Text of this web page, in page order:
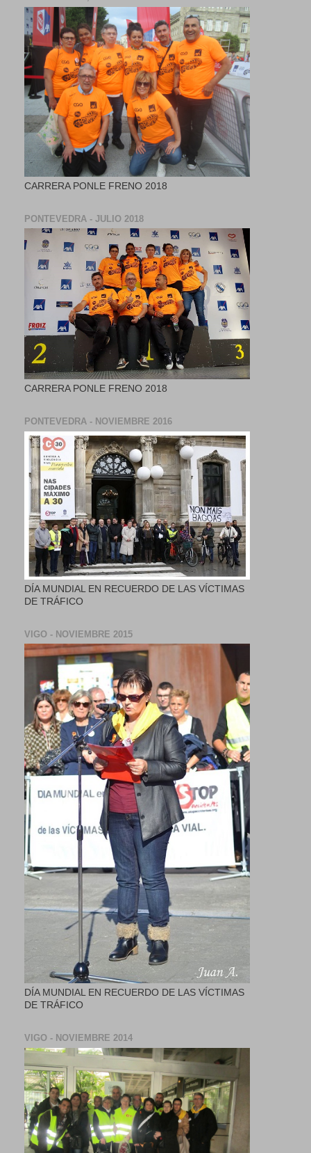
CARRERA PONLE FRENO 2018
PONTEVEDRA - JULIO 2018
CARRERA PONLE FRENO 2018
PONTEVEDRA - NOVIEMBRE 2016
DÍA MUNDIAL EN RECUERDO DE LAS VÍCTIMAS
DE TRÁFICO
VIGO - NOVIEMBRE 2015
DÍA MUNDIAL EN RECUERDO DE LAS VÍCTIMAS
DE TRÁFICO
VIGO - NOVIEMBRE 2014